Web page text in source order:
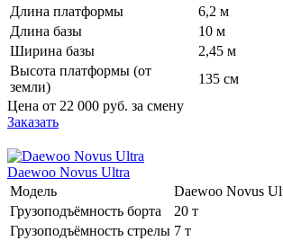
Длина платформы
6,2 м
Длина базы
10 м
Ширина базы
2,45 м
Высота платформы (от
земли)
135 см
Цена от 22 000 руб. за смену
Заказать
Daewoo Novus Ultra
Модель
Daewoo Novus
Грузоподъёмность борта
20 т
Грузоподъёмность стрелы 7 т